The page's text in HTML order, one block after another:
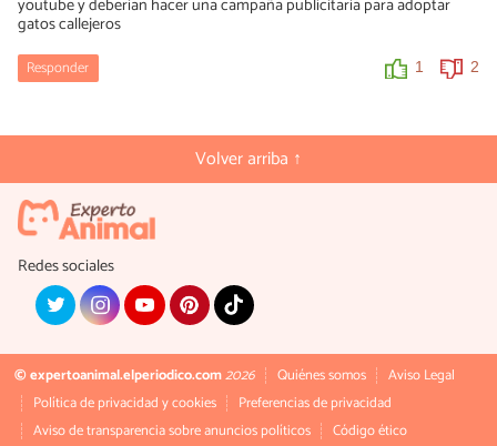
youtube y deberian hacer una campaña publicitaria para adoptar
gatos callejeros
Responder 1 2
Volver arriba ↑
Redes sociales
© expertoanimal.elperiodico.com2026 Quiénes somos
Aviso Legal
Política de privacidad y cookies
Preferencias de privacidad
Aviso de transparencia sobre anuncios políticos
Código ético